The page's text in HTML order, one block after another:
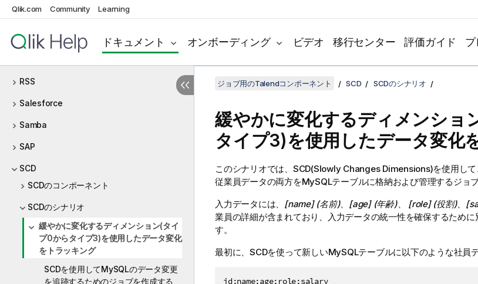
Qlik.com Community Learning
ドキュメント オンボーディング ビデオ 移行センター 評価ガイド プ
Regex
REST
RSS
Salesforce
Samba
SAP
SCD
SCDのコンポーネント
SCDのシナリオ
緩やかに変化するディメンション(タイ
プ0からタイプ3)を使用したデータ変化
をトラッキング
SCDを使用してMySQLのデータ変更
を追跡するためのジョブを作成する
ジョブ用のTalendコンポーネント SCD SCDのシナリオ
緩やかに変化するディメンショ
タイプ3)を使用したデータ変化
このシナリオでは、SCD(Slowly Changes Dimensions)を使用し
従業員データの両方をMySQLテーブルに格納および管理するジョ
入力データには、 [name] (名前)、 [age] (年齢)、 [role] (役割)、
業員の詳細が含まれており、入力データの統一性を確保するために
す。
最初に、SCDを使って新しいMySQLテーブルに以下のような社員
id;name;age;role;salary